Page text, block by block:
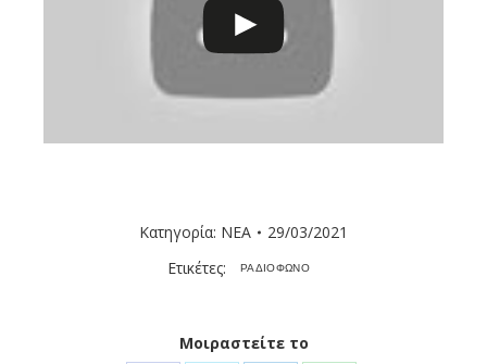
Κατηγορία: ΝΕΑ
29/03/2021
Ετικέτες:
ΡΑΔΙΟΦΩΝΟ
Μοιραστείτε το